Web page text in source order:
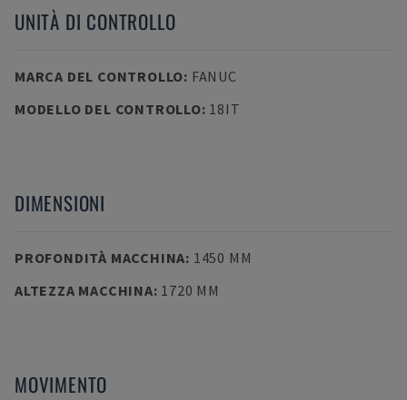
UNITÀ DI CONTROLLO
MARCA DEL CONTROLLO: FANUC
MODELLO DEL CONTROLLO: 18IT
DIMENSIONI
PROFONDITÀ MACCHINA: 1450 MM
ALTEZZA MACCHINA: 1720 MM
MOVIMENTO